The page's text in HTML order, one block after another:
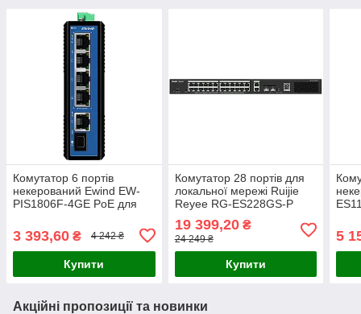
Комутатор 6 портів
некерований Ewind EW-
PIS1806F-4GE PoE для
підтримкою PoE, 4x RJ45,
SFP, робоча
3 393,60 ₴ 4 242 ₴
Купити
Комутатор 28 портів для
локальної мережі Ruijie
Reyee RG-ES228GS-P
RJ45 портів для
безперебійного живлення
19 399,20₴
24 249 ₴
Купити
10/
10/
5.6
5
Акційні пропозиції та новинки